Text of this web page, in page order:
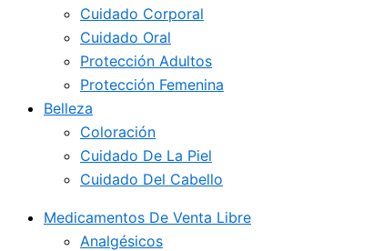
Cuidado Corporal
Cuidado Oral
Protección Adultos
Protección Femenina
Belleza
Coloración
Cuidado De La Piel
Cuidado Del Cabello
Medicamentos De Venta Libre
Analgésicos